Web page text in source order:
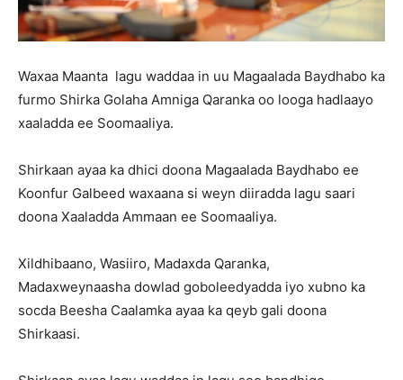
Waxaa Maanta lagu waddaa in uu Magaalada Baydhabo ka
furmo Shirka Golaha Amniga Qaranka oo looga hadlaayo
xaaladda ee Soomaaliya.
Shirkaan ayaa ka dhici doona Magaalada Baydhabo ee
Koonfur Galbeed waxaana si weyn diiradda lagu saari
doona Xaaladda Ammaan ee Soomaaliya.
Xildhibaano, Wasiiro, Madaxda Qaranka,
Madaxweynaasha dowlad goboleedyadda iyo xubno ka
socda Beesha Caalamka ayaa ka qeyb gali doona
Shirkaasi.